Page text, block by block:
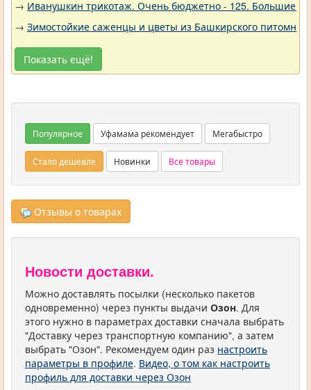
→ Иванушкин трикотаж. Очень бюджетно - 125. Большие
→ Зимостойкие саженцы и цветы из Башкирского
Показать ещё!
Популярное Уфамама рекомендует Мегабыстро
Стало дешевле Новинки Все товары
Отзывы о товарах
Новости доставки.
Можно доставлять посылки (несколько пакетов
одновременно) через пункты выдачи Озон. Для
этого нужно в параметрах доставки сначала выбрать
"Доставку через транспортную компанию", а затем
выбрать "Озон". Рекомендуем один раз настроить
параметры в профиле. Видео, о том как настроить
профиль для доставки через Озон